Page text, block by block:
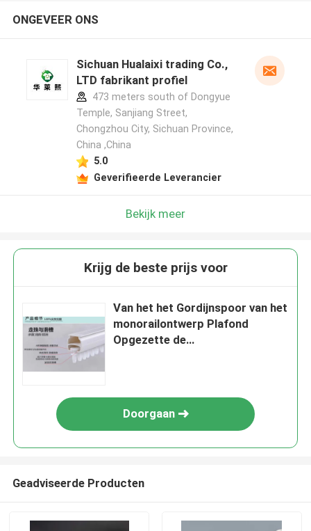
ONGEVEER ONS
Sichuan Hualaixi trading Co.,
LTD fabrikant profiel
473 meters south of Dongyue
Temple, Sanjiang Street,
Chongzhou City, Sichuan Province,
China ,China
5.0
Geverifieerde Leverancier
Bekijk meer
Krijg de beste prijs voor
Van het het Gordijnspoor van het
monorailontwerp Plafond
Opgezette de
Doorgaan
Geadviseerde Producten